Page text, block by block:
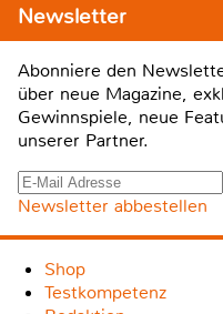
Newsletter
Abonniere den
über neue Magazine,
Gewinnspiele, neue
unserer Partner.
Newsletter abbestellen
Shop
Testkompetenz